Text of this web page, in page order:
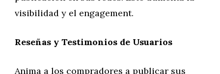
visibilidad y el engagement.
Reseñas y Testimonios de Usuarios
Anima a los compradores a publicar sus